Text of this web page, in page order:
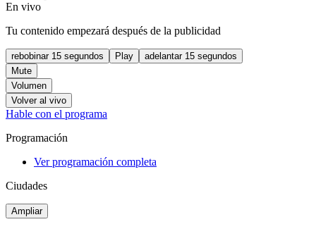
En vivo
Tu contenido empezará después de la publicidad
rebobinar 15 segundos Play
adelantar 15 segundos
Mute
Volumen
Volver al vivo
Hable con el programa
Programación
Ver programación completa
Ciudades
Ampliar